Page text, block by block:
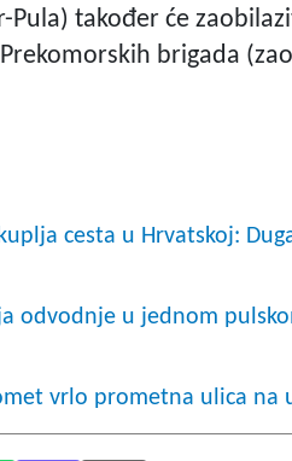
Pula) također će
brigada
cesta u Hrvatskoj:
odvodnje u jednom
vrlo prometna ulica na